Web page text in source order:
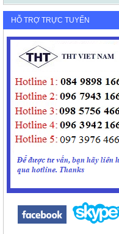
HỖ TRỢ TRỰC TUYẾN